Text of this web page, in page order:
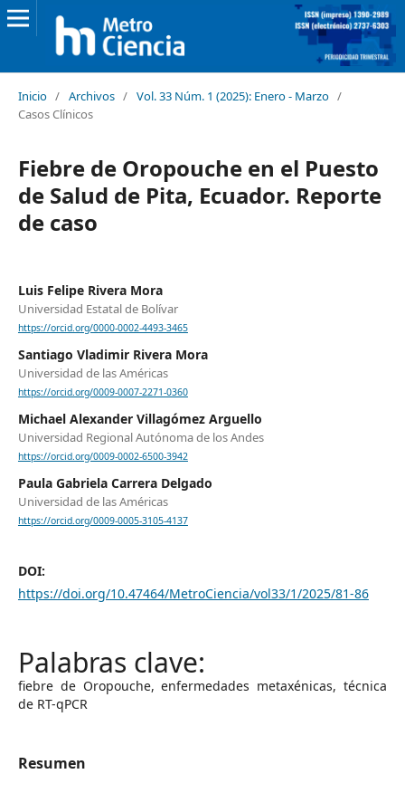
Inicio / Archivos / Vol. 33 Núm. 1 (2025): Enero - Marzo /
Casos Clínicos
Fiebre de Oropouche en el Puesto
de Salud de Pita, Ecuador. Reporte
de caso
Luis Felipe Rivera Mora
Universidad Estatal de Bolívar
https://orcid.org/0000-0002-4493-3465
Santiago Vladimir Rivera Mora
Universidad de las Américas
https://orcid.org/0009-0007-2271-0360
Michael Alexander Villagómez Arguello
Universidad Regional Autónoma de los Andes
https://orcid.org/0009-0002-6500-3942
Paula Gabriela Carrera Delgado
Universidad de las Américas
https://orcid.org/0009-0005-3105-4137
DOI:
https://doi.org/10.47464/MetroCiencia/vol33/1/2025/81-86
fiebre de Oropouche, enfermedades metaxénicas, técnica
de RT-qPCR
Resumen